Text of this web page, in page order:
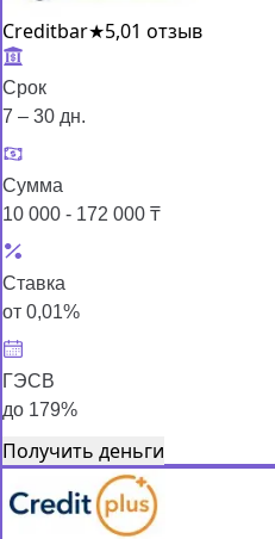
Creditbar★5,01 отзыв
Срок
7 – 30 дн.
Сумма
10 000 - 172 000 ₸
Ставка
от 0,01%
ГЭСВ
до 179%
Получить деньги